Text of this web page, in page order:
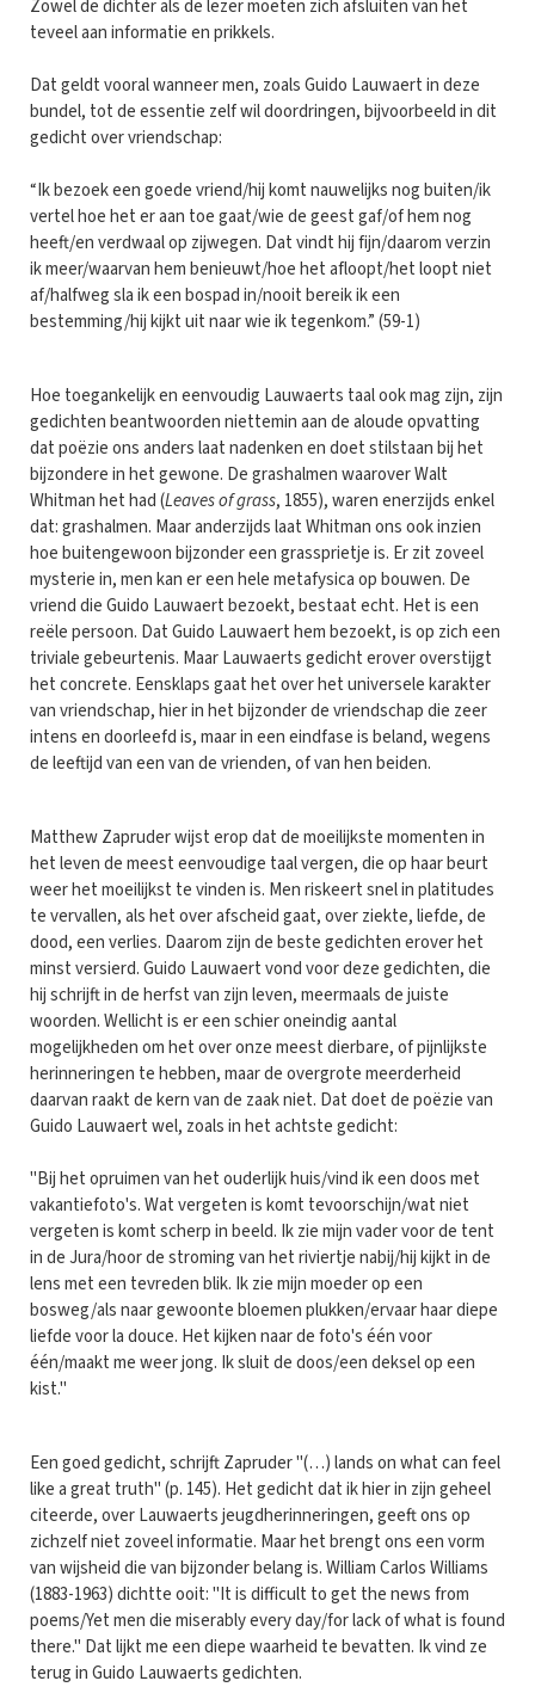
Zowel de dichter als de lezer moeten zich afsluiten van het
teveel aan informatie en prikkels.
Dat geldt vooral wanneer men, zoals Guido Lauwaert in deze
bundel, tot de essentie zelf wil doordringen, bijvoorbeeld in dit
gedicht over vriendschap:
“Ik bezoek een goede vriend/hij komt nauwelijks nog buiten/ik
vertel hoe het er aan toe gaat/wie de geest gaf/of hem nog
heeft/en verdwaal op zijwegen. Dat vindt hij fijn/daarom verzin
ik meer/waarvan hem benieuwt/hoe het afloopt/het loopt niet
af/halfweg sla ik een bospad in/nooit bereik ik een
bestemming/hij kijkt uit naar wie ik tegenkom.” (59-1)
Hoe toegankelijk en eenvoudig Lauwaerts taal ook mag zijn, zijn
gedichten beantwoorden niettemin aan de aloude opvatting
dat poëzie ons anders laat nadenken en doet stilstaan bij het
bijzondere in het gewone. De grashalmen waarover Walt
Whitman het had (Leaves of grass, 1855), waren enerzijds enkel
dat: grashalmen. Maar anderzijds laat Whitman ons ook inzien
hoe buitengewoon bijzonder een grassprietje is. Er zit zoveel
mysterie in, men kan er een hele metafysica op bouwen. De
vriend die Guido Lauwaert bezoekt, bestaat echt. Het is een
reële persoon. Dat Guido Lauwaert hem bezoekt, is op zich een
triviale gebeurtenis. Maar Lauwaerts gedicht erover overstijgt
het concrete. Eensklaps gaat het over het universele karakter
van vriendschap, hier in het bijzonder de vriendschap die zeer
intens en doorleefd is, maar in een eindfase is beland, wegens
de leeftijd van een van de vrienden, of van hen beiden.
Matthew Zapruder wijst erop dat de moeilijkste momenten in
het leven de meest eenvoudige taal vergen, die op haar beurt
weer het moeilijkst te vinden is. Men riskeert snel in platitudes
te vervallen, als het over afscheid gaat, over ziekte, liefde, de
dood, een verlies. Daarom zijn de beste gedichten erover het
minst versierd. Guido Lauwaert vond voor deze gedichten, die
hij schrijft in de herfst van zijn leven, meermaals de juiste
woorden. Wellicht is er een schier oneindig aantal
mogelijkheden om het over onze meest dierbare, of pijnlijkste
herinneringen te hebben, maar de overgrote meerderheid
daarvan raakt de kern van de zaak niet. Dat doet de poëzie van
Guido Lauwaert wel, zoals in het achtste gedicht:
"Bij het opruimen van het ouderlijk huis/vind ik een doos met
vakantiefoto's. Wat vergeten is komt tevoorschijn/wat niet
vergeten is komt scherp in beeld. Ik zie mijn vader voor de tent
in de Jura/hoor de stroming van het riviertje nabij/hij kijkt in de
lens met een tevreden blik. Ik zie mijn moeder op een
bosweg/als naar gewoonte bloemen plukken/ervaar haar diepe
liefde voor la douce. Het kijken naar de foto's één voor
één/maakt me weer jong. Ik sluit de doos/een deksel op een
kist."
Een goed gedicht, schrijft Zapruder "(…) lands on what can feel
like a great truth" (p. 145). Het gedicht dat ik hier in zijn geheel
citeerde, over Lauwaerts jeugdherinneringen, geeft ons op
zichzelf niet zoveel informatie. Maar het brengt ons een vorm
van wijsheid die van bijzonder belang is. William Carlos Williams
(1883-1963) dichtte ooit: "It is difficult to get the news from
poems/Yet men die miserably every day/for lack of what is found
there." Dat lijkt me een diepe waarheid te bevatten. Ik vind ze
terug in Guido Lauwaerts gedichten.